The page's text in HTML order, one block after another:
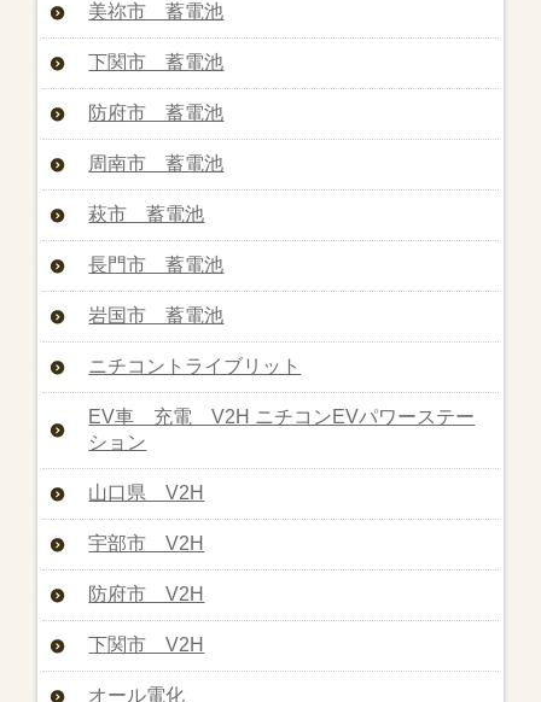
美祢市 蓄電池
下関市 蓄電池
防府市 蓄電池
周南市 蓄電池
萩市 蓄電池
長門市 蓄電池
岩国市 蓄電池
ニチコントライブリット
EV車 充電 V2H ニチコンEVパワーステー
ション
山口県 V2H
宇部市 V2H
防府市 V2H
下関市 V2H
オール電化